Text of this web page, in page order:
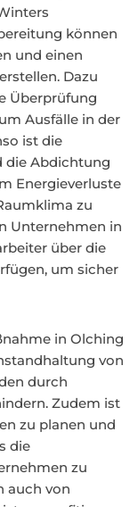
können
und einen
Dazu
Überprüfung
Ausfälle in der
ist die
die Abdichtung
Energieverluste
zu
Unternehmen in
über die
um sicher
in Olching
von
durch
Zudem ist
zu planen und
die
zu
auch von